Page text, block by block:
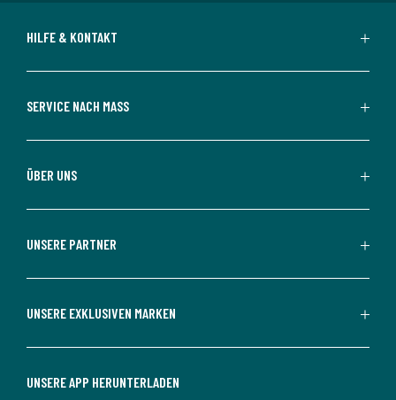
HILFE & KONTAKT
SERVICE NACH MASS
ÜBER UNS
UNSERE PARTNER
UNSERE EXKLUSIVEN MARKEN
UNSERE APP HERUNTERLADEN